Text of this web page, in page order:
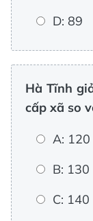
D: 89
Hà Tĩnh
cấp xã so
A: 120
B: 130
C: 140